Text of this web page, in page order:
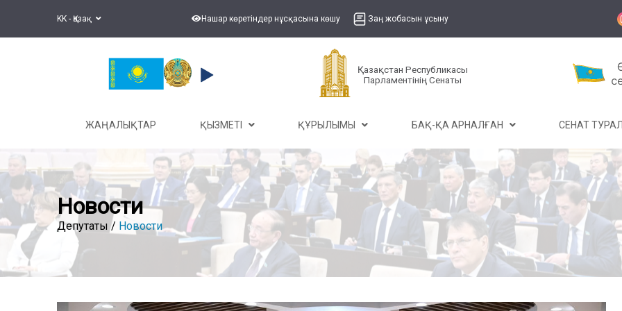
KK - Қазақ Нашар көретіндер нұсқасына көшу Заң жобасын ұсыну
Қазақстан Республикасы
Парламентінің Сенаты
ЖАҢАЛЫҚТАР ҚЫЗМЕТІ ҚҰРЫЛЫМЫ БАҚ-ҚА АРНАЛҒАН СЕНАТ
Новости
Депутаты / Новости